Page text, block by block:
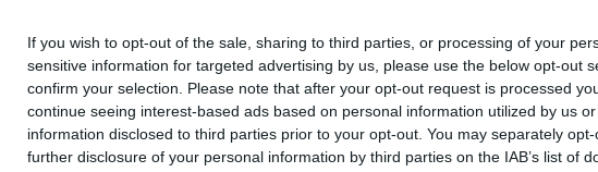
If you wish to opt-out of the sale, sharing to third parties, or processing of your
sensitive information for targeted advertising by us, please use the below opt-out
confirm your selection. Please note that after your opt-out request is processed
continue seeing interest-based ads based on personal information utilized by us
information disclosed to third parties prior to your opt-out. You may separately
further disclosure of your personal information by third parties on the IAB’s list of
anunţarea propunerilor pentru conducerile